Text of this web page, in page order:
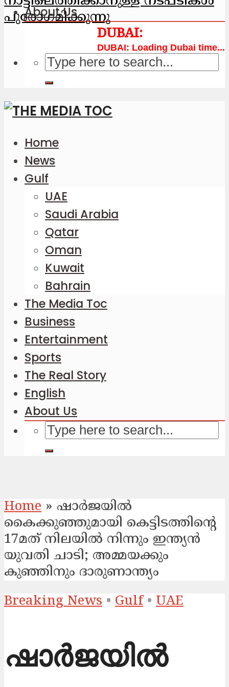
പുരോഗമിക്കുന്നു
Loading Dubai time...
About Us
Home
News
Gulf
UAE
Saudi Arabia
Qatar
Oman
Kuwait
Bahrain
The Media Toc
Business
Entertainment
Sports
The Real Story
English
About Us
Home » ഷാർജയിൽ
കൈക്കുഞ്ഞുമായി കെട്ടിടത്തിന്റെ
17മത് നിലയിൽ നിന്നും ഇന്ത്യൻ
യുവതി ചാടി; അമ്മയക്കും
കുഞ്ഞിനും ദാരുണാന്ത്യം
Breaking News • Gulf • UAE
ഷാർജയിൽ